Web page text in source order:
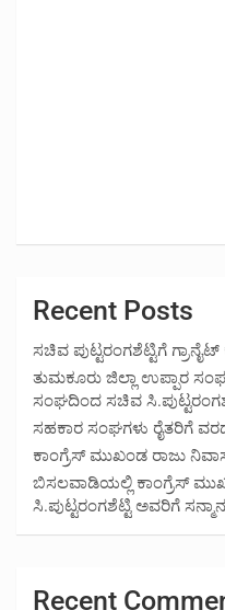
Recent Posts
ಸಚಿವ ಪುಟ್ಟರಂಗಶೆಟ್ಟಿಗೆ
ತುಮಕೂರು ಜಿಲ್ಲಾ ಉಪ್ಪಾರ
ಸಂಘದಿಂದ ಸಚಿವ
ಸಹಕಾರ ಸಂಘಗಳು ರೈತರಿಗೆ
ಕಾಂಗ್ರೆಸ್ ಮುಖಂಡ ರಾಜು
ಬಿಸಲವಾಡಿಯಲ್ಲಿ ಕಾಂಗ್ರೆಸ್
ಸಿ.ಪುಟ್ಟರಂಗಶೆಟ್ಟಿ ಅವರಿಗೆ ಸನ್ಮಾನ
Recent